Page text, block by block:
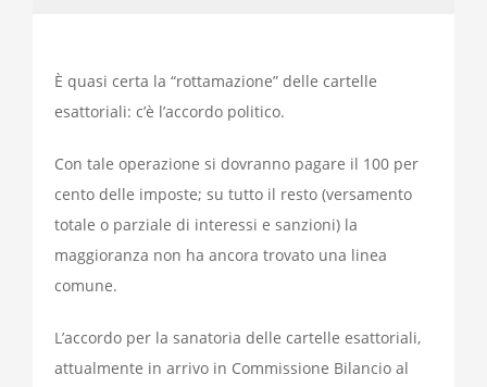
È quasi certa la “rottamazione” delle cartelle
esattoriali: c’è l’accordo politico.
Con tale operazione si dovranno pagare il 100 per
cento delle imposte; su tutto il resto (versamento
totale o parziale di interessi e sanzioni) la
maggioranza non ha ancora trovato una linea
comune.
L’accordo per la sanatoria delle cartelle esattoriali,
attualmente in arrivo in Commissione Bilancio al